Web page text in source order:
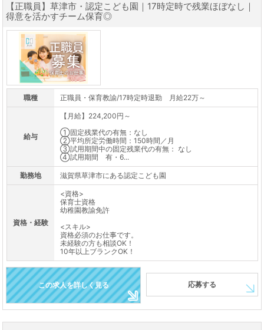
【正職員】草津市・認定こども園｜17時定時で残業ほぼなし｜
得意を活かすチーム保育◎
職種 正職員・保育教諭/17時定時退勤 月給22万～
給与
【月給】224,200円～
①固定残業代の有無：なし
②平均所定労働時間：150時間／月
③試用期間中の固定残業代の有無： なし
④試用期間 有・6...
勤務地 滋賀県草津市にある認定こども園
資格・経験
<資格>
保育士資格
幼稚園教諭免許
<スキル>
資格必須のお仕事です。
未経験の方も相談OK！
10年以上ブランクOK！
この求人を詳しく見る 応募する